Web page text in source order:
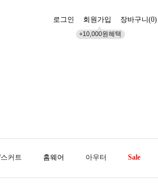
로그인 회원가입
+10,000원혜택
장바구니(0)
커트 홈웨어 아우터 Sale